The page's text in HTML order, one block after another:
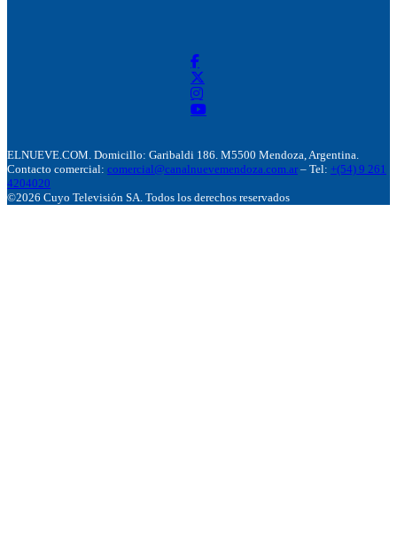
ELNUEVE.COM. Domicillo: Garibaldi 186. M5500 Mendoza, Argentina.
Contacto comercial: comercial@canalnuevemendoza.com.ar – Tel: +(54) 9 261
4204020
©2026 Cuyo Televisión SA. Todos los derechos reservados